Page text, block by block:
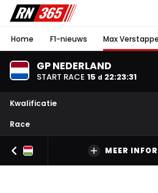
Home F1-nieuws Max
GP NEDERLAND
START RACE 15 d 22:23:30
Kwalificatie
Race
MEER